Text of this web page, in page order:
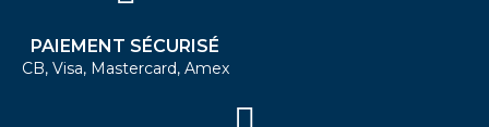
PAIEMENT SÉCURISÉ
CB, Visa, Mastercard, Amex